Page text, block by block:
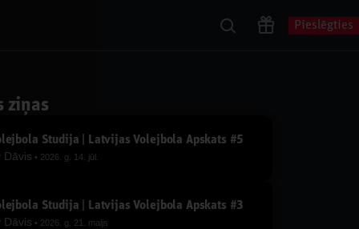
Pieslēgties
ziņas
Studija | Latvijas Volejbola Apskats #5
Dāvis 2026. g. 14. jūl.
Studija | Latvijas Volejbola Apskats #3
Dāvis 2026. g. 21. maijs